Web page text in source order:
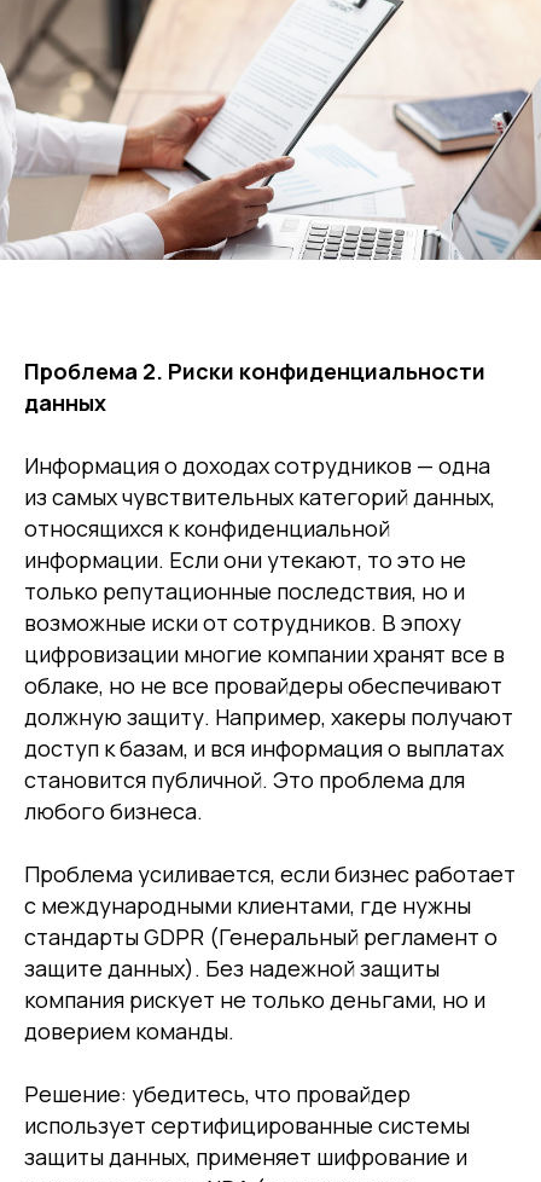
Проблема 2. Риски конфиденциальности
данных
Информация о доходах сотрудников — одна
из самых чувствительных категорий данных,
относящихся к конфиденциальной
информации. Если они утекают, то это не
только репутационные последствия, но и
возможные иски от сотрудников. В эпоху
цифровизации многие компании хранят все в
облаке, но не все провайдеры обеспечивают
должную защиту. Например, хакеры получают
доступ к базам, и вся информация о выплатах
становится публичной. Это проблема для
любого бизнеса.
Проблема усиливается, если бизнес работает
с международными клиентами, где нужны
стандарты GDPR (Генеральный регламент о
защите данных). Без надежной защиты
компания рискует не только деньгами, но и
доверием команды.
Решение: убедитесь, что провайдер
использует сертифицированные системы
защиты данных, применяет шифрование и